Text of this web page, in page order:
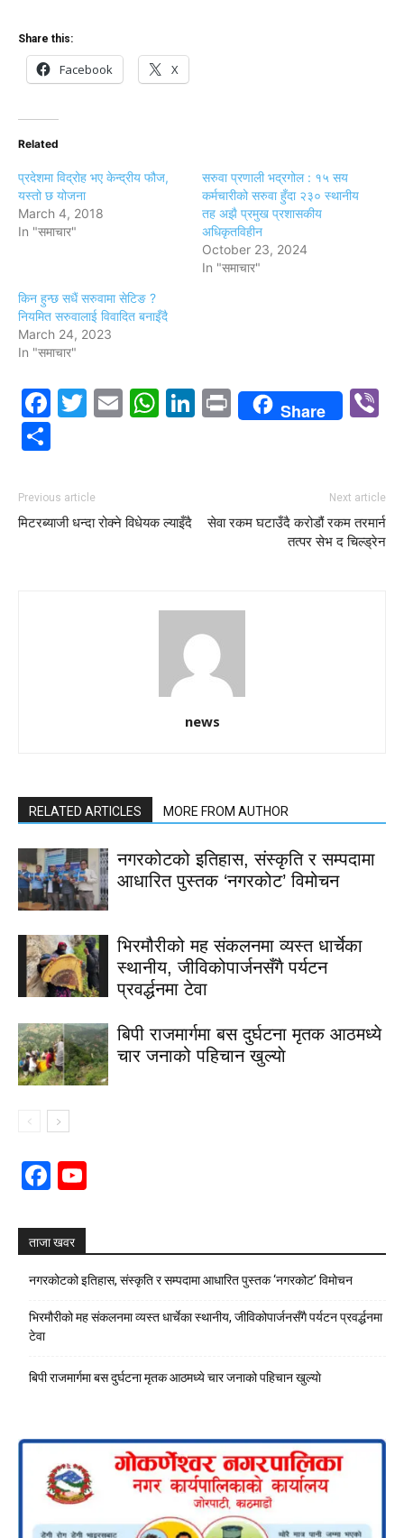
Share this:
Facebook X
Related
प्रदेशमा विद्रोह भए केन्द्रीय फौज,
यस्तो छ योजना
March 4, 2018
In "समाचार"
सरुवा प्रणाली भद्रगोल : १५ सय
कर्मचारीको सरुवा हुँदा २३० स्थानीय
तह अझै प्रमुख प्रशासकीय
अधिकृतविहीन
October 23, 2024
In "समाचार"
किन हुन्छ सधैं सरुवामा सेटिङ ?
नियमित सरुवालाई विवादित बनाइँदै
March 24, 2023
In "समाचार"
Facebook
Twitter
EmailWhatsApp
LinkedIn
PrintShare
Previous article
मिटरब्याजी धन्दा रोक्ने विधेयक ल्याइँदै
Next article
सेवा रकम घटाउँदै करोडौं रकम तरमार्न
तत्पर सेभ द चिल्ड्रेन
news
RELATED ARTICLES MORE FROM AUTHOR
नगरकोटको इतिहास, संस्कृति र सम्पदामा
आधारित पुस्तक ‘नगरकोट’ विमोचन
भिरमौरीको मह संकलनमा व्यस्त धार्चेका
स्थानीय, जीविकोपार्जनसँगै पर्यटन
प्रवर्द्धनमा टेवा
बिपी राजमार्गमा बस दुर्घटना मृतक आठमध्ये
चार जनाको पहिचान खुल्याे
Facebook
ताजा खवर
नगरकोटको इतिहास, संस्कृति र सम्पदामा आधारित पुस्तक ‘नगरकोट’ विमोचन
भिरमौरीको मह संकलनमा व्यस्त धार्चेका स्थानीय, जीविकोपार्जनसँगै पर्यटन प्रवर्द्धनमा
टेवा
बिपी राजमार्गमा बस दुर्घटना मृतक आठमध्ये चार जनाको पहिचान खुल्याे